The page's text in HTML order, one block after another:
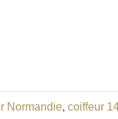
Normandie, coiffeur